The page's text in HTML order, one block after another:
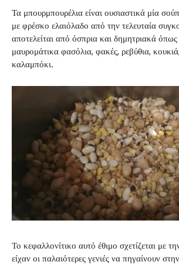
Τα μπουρμπουρέλια είναι ουσιαστικά μία
με φρέσκο ελαιόλαδο από την τελευταία
αποτελείται από όσπρια και δημητριακά
μαυρομάτικα φασόλια, φακές, ρεβύθια,
καλαμπόκι.
Το κεφαλλονίτικο αυτό έθιμο σχετίζεται με
είχαν οι παλαιότερες γενιές να πηγαίνουν